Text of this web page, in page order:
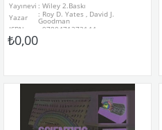
Yayınevi : Wiley 2.Baskı
Yazar
: Roy D. Yates , David J.
Goodman
ISBN
: 9780471272144
₺0,00